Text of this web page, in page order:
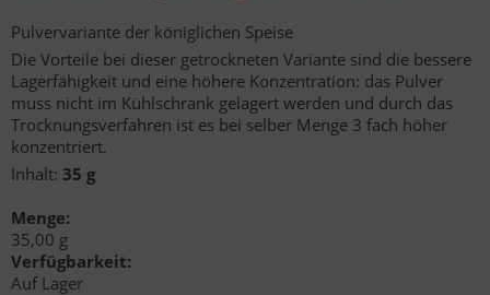
Pulvervariante der königlichen Speise
Die Vorteile bei dieser getrockneten Variante sind die bessere
Lagerfähigkeit und eine höhere Konzentration: das Pulver
muss nicht im Kühlschrank gelagert werden und durch das
Trocknungsverfahren ist es bei selber Menge 3 fach höher
konzentriert.
Inhalt: 35 g
Menge:
35,00 g
Verfügbarkeit:
Auf Lager